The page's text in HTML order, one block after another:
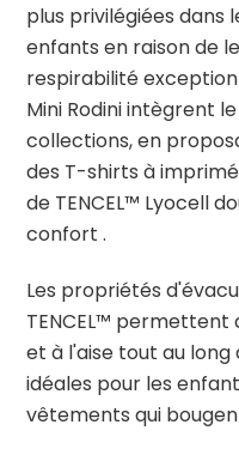
plus privilégiées dans
enfants en raison de
respirabilité
Mini Rodini intègrent
collections, en
des T-shirts à
de TENCEL™ Lyocell
confort .
Les propriétés
TENCEL™ permettent
et à l'aise tout au long
idéales pour les
vêtements qui